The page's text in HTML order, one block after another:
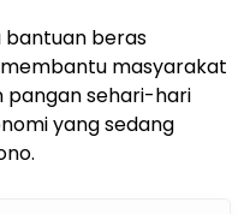
bantuan beras
masyarakat
pangan sehari-hari
yang sedang